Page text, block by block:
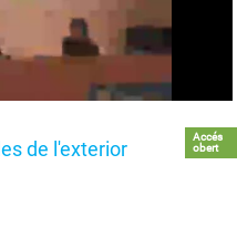
de l'exterior
Accés
obert